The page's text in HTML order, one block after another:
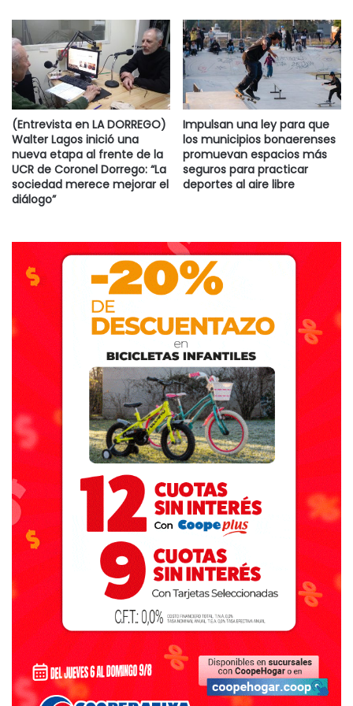
“Más allá de que un dictamen del Tribunal de Cuentas
estableció en su momento que no era incompatible, hay un
conflicto de intereses, y como vecino y concejal voy a
trabajar para que eso no suceda”, anticipó.
EL AUDIO DE LA NOTA
(Entrevista en LA DORREGO)
Walter Lagos inició una
nueva etapa al frente de la
UCR de Coronel Dorrego: “La
sociedad merece mejorar el
diálogo”
Impulsan una ley para que
los municipios bonaerenses
promuevan espacios más
seguros para practicar
deportes al aire libre